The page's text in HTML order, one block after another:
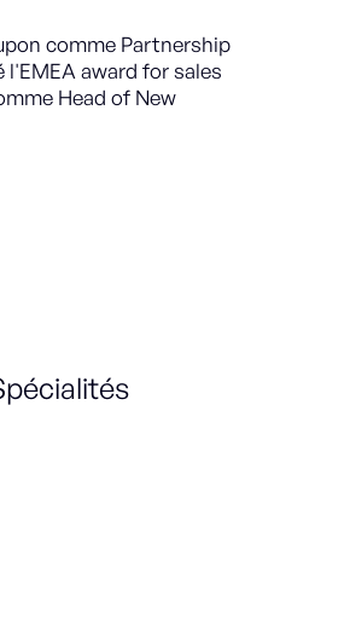
comme Partnership
l'EMEA award for sales
Head of New